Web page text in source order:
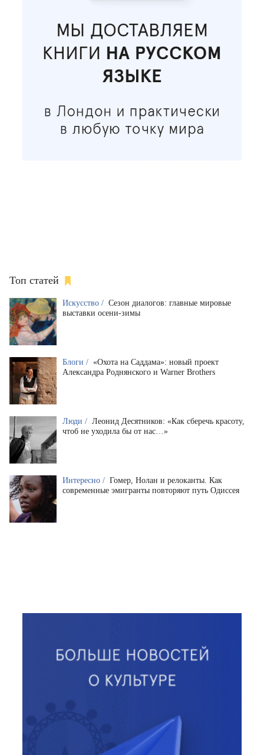
Топ статей
Искусство / Сезон диалогов: главные мировые
выставки осени-зимы
Блоги / «Охота на Саддама»: новый проект
Александра Роднянского и Warner Brothers
Люди / Леонид Десятников: «Как сберечь красоту,
чтоб не уходила бы от нас…»
Интересно / Гомер, Нолан и релоканты. Как
современные эмигранты повторяют путь Одиссея